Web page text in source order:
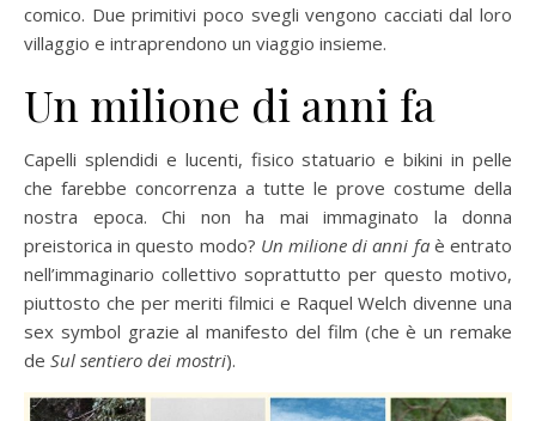
comico. Due primitivi poco svegli vengono cacciati dal loro
villaggio e intraprendono un viaggio insieme.
Un milione di anni fa
Capelli splendidi e lucenti, fisico statuario e bikini in pelle
che farebbe concorrenza a tutte le prove costume della
nostra epoca. Chi non ha mai immaginato la donna
preistorica in questo modo? Un milione di anni fa è entrato
nell’immaginario collettivo soprattutto per questo motivo,
piuttosto che per meriti filmici e Raquel Welch divenne una
sex symbol grazie al manifesto del film (che è un remake
de Sul sentiero dei mostri).